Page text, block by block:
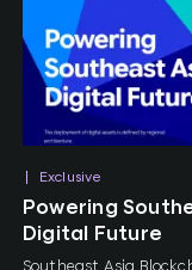
Exclusive
Tags: , Tokenization
Powering
Digital Future
Southeast Asia